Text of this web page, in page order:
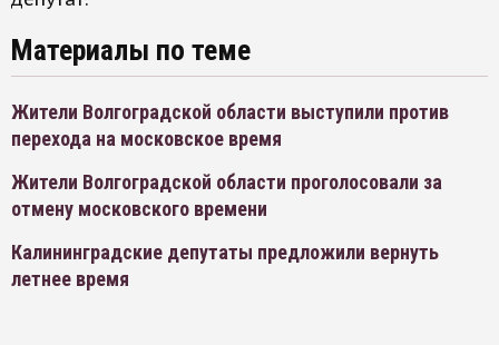
Материалы по теме
Жители Волгоградской области выступили против
перехода на московское время
Жители Волгоградской области проголосовали за
отмену московского времени
Калининградские депутаты предложили вернуть
летнее время